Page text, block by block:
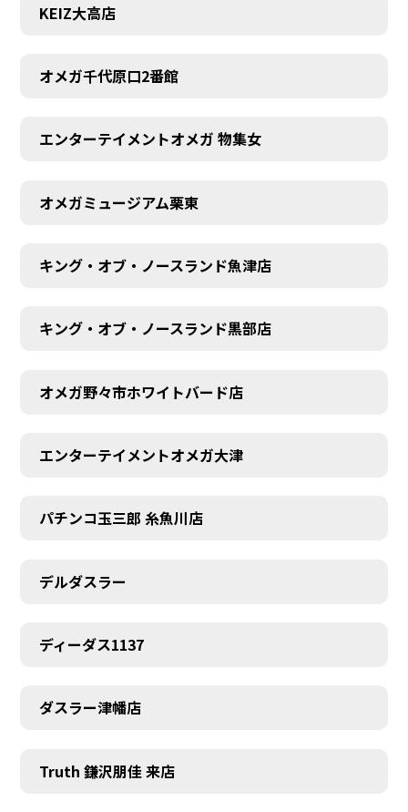
KEIZ大高店
オメガ千代原口2番館
エンターテイメントオメガ 物集女
オメガミュージアム栗東
キング・オブ・ノースランド魚津店
キング・オブ・ノースランド黒部店
オメガ野々市ホワイトバード店
エンターテイメントオメガ大津
パチンコ玉三郎 糸魚川店
デルダスラー
ディーダス1137
ダスラー津幡店
Truth 鎌沢朋佳 来店